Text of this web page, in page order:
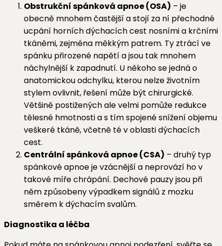
Obstrukční spánková apnoe (OSA) – je
obecně mnohem častější a stojí za ní přechodné
ucpání horních dýchacích cest nosními a krčními
tkáněmi, zejména měkkým patrem. Ty ztrácí ve
spánku přirozené napětí a jsou tak mnohem
náchylnější k zapadnutí. U někoho se jedná o
anatomickou odchylku, kterou nelze životním
stylem ovlivnit, řešení může být chirurgické.
Většině postižených ale velmi pomůže redukce
tělesné hmotnosti a s tím spojené snížení objemu
veškeré tkáně, včetně té v oblasti dýchacích
cest.
Centrální spánková apnoe (CSA) – druhý typ
spánkové apnoe je vzácnější a neprovází ho v
takové míře chrápání. Dechové pauzy jsou při
něm způsobeny výpadkem signálů z mozku
směrem k dýchacím svalům.
Diagnostika a léčba